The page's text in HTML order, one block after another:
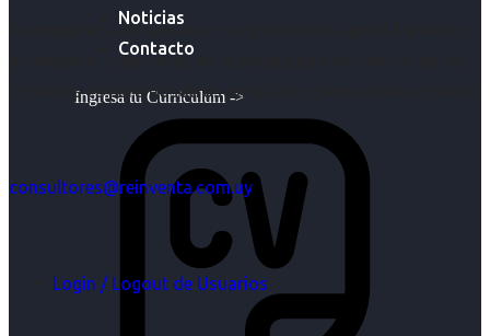
Noticias
Contacto
Ingresa tu Curriculum ->
Acompañar a empresas en su gestión de capital humano y
acompañar a personas en la búsqueda y encuentro de sus
objetivos es para nosotros un trabajo, pero antes un placer.
consultores@reinventa.com.uy
Login / Logout de Usuarios